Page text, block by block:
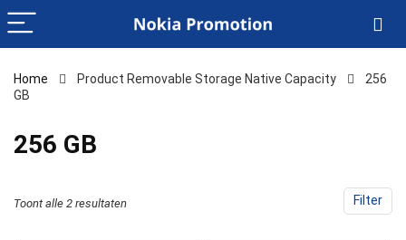
Home Product Removable Storage Native Capacity
‎256
GB
‎256 GB
Filter
Toont alle 2 resultaten